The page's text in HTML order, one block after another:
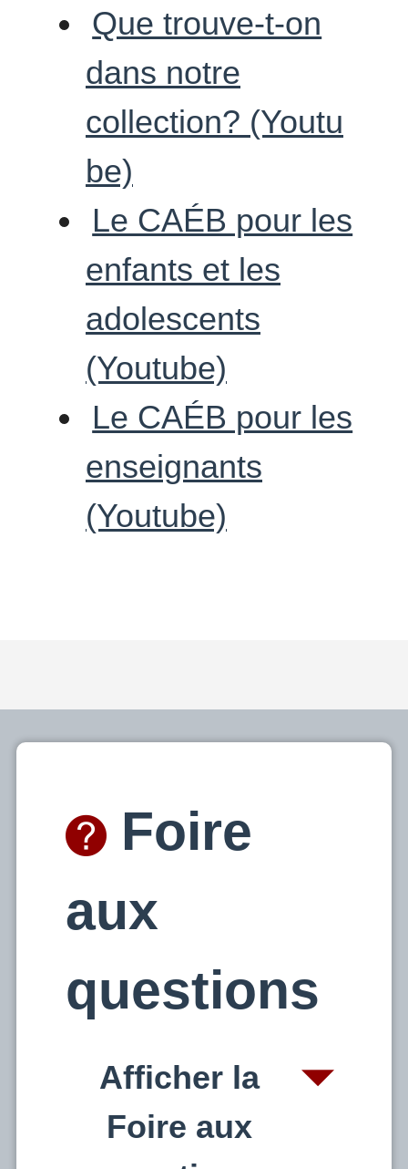
Que trouve-t-on
dans notre
collection? (Youtu
be)
Le CAÉB pour les
enfants et les
adolescents
(Youtube)
Le CAÉB pour les
enseignants
(Youtube)
Foire
aux
questions
Afficher la
Foire aux